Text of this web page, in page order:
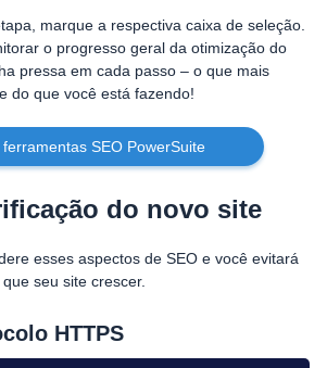
marque a respectiva caixa de seleção.
o progresso geral da otimização do
pressa em cada passo – o que mais
do que você está fazendo!
ferramentas SEO PowerSuite
do novo site
esses aspectos de SEO e você evitará
seu site crescer.
HTTPS